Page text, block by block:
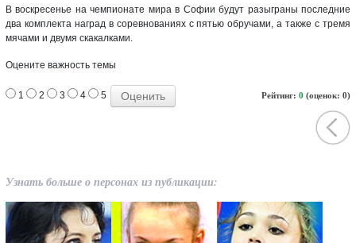
В воскресенье на чемпионате мира в Софии будут разыграны последние
два комплекта наград в соревнованиях с пятью обручами, а также с тремя
мячами и двумя скакалками.
Оцените важность темы
Рейтинг: 0 (оценок: 0)
1 2 3 4 5
Узнать больше о персонах из публикации: